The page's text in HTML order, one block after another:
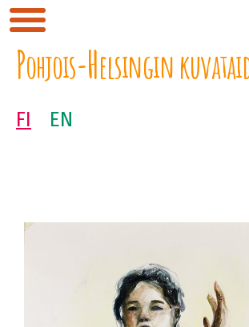
Pohjois-Helsingin
FI EN